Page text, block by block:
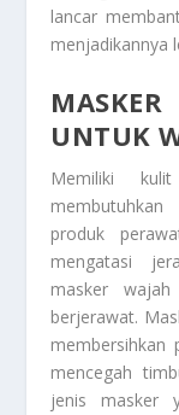
lancar
menjadikannya
UNTUK
Memiliki
produk
mengatasi
masker
berjerawat.
membersihkan
mencegah
jenis masker